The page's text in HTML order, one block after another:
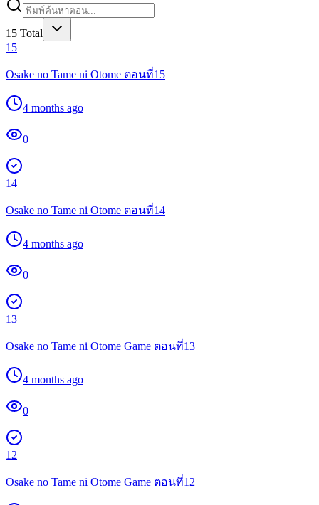
15 Total
15
Osake no Tame ni Otome ตอนที่15
4 months ago
0
14
Osake no Tame ni Otome ตอนที่14
4 months ago
0
13
Osake no Tame ni Otome Game ตอนที่13
4 months ago
0
12
Osake no Tame ni Otome Game ตอนที่12